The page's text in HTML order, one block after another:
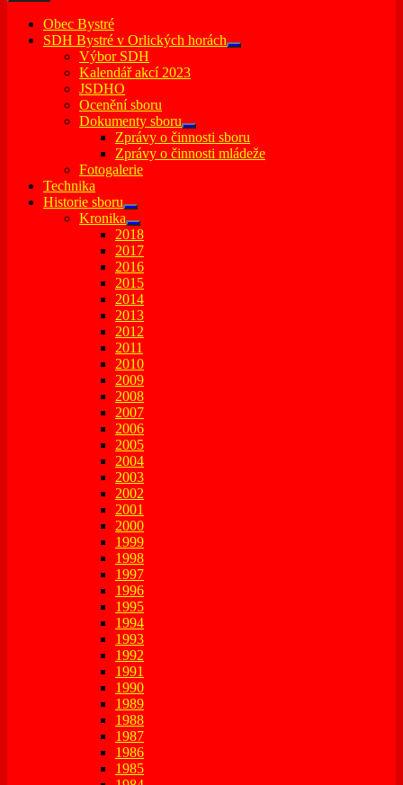
Obec Bystré
SDH Bystré v Orlických horách
expand
Výbor SDH
Kalendář akcí 2023
JSDHO
Ocenění sboru
Dokumenty sboru
expand
child
menu
Zprávy o činnosti sboru
Zprávy o činnosti mládeže
Fotogalerie
Technika
Historie sboru
expand
child
menu
Kronika
expand
child
menu
2018
2017
2016
2015
2014
2013
2012
2011
2010
2009
2008
2007
2006
2005
2004
2003
2002
2001
2000
1999
1998
1997
1996
1995
1994
1993
1992
1991
1990
1989
1988
1987
1986
1985